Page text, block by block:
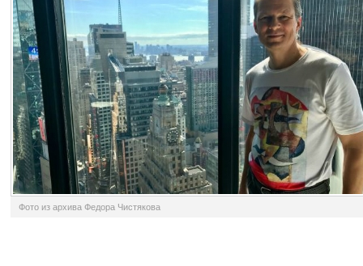
Фото из архива Федора Чистякова